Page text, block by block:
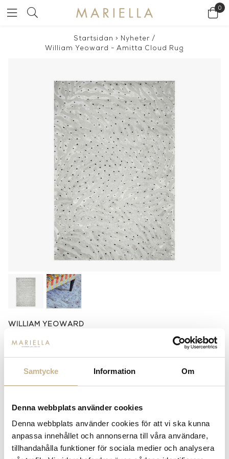
Samtycke Information Om
Denna webbplats använder cookies
Denna webbplats använder cookies för att vi ska kunna
anpassa innehållet och annonserna till våra användare,
tillhandahålla funktioner för sociala medier och analysera
0
Startsidan > Nyheter /
William Yeoward - Amitta Cloud Rug
WILLIAM YEOWARD
WILLIAM YEOWARD - AMITTA
CLOUD RUG
storlek
250 x 350 cm
34 500 kr
+
- LÄGG I VARUKORG